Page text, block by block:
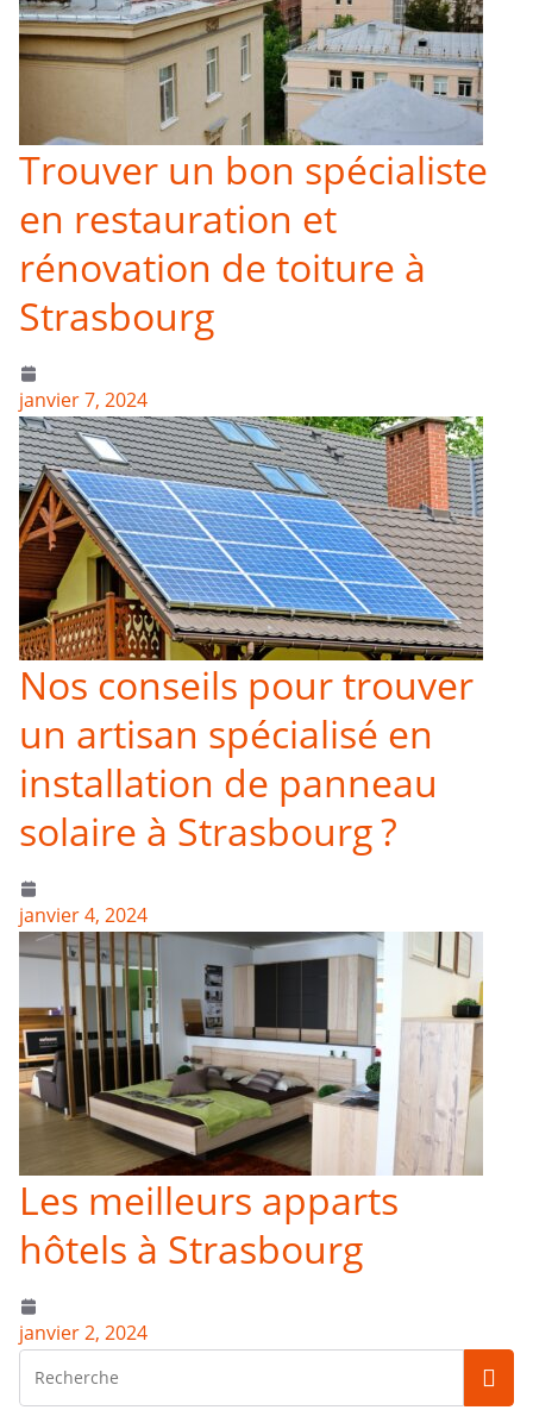
Trouver un bon spécialiste
en restauration et
rénovation de toiture à
Strasbourg
janvier 7, 2024
Nos conseils pour trouver
un artisan spécialisé en
installation de panneau
solaire à Strasbourg ?
janvier 4, 2024
Les meilleurs apparts
hôtels à Strasbourg
janvier 2, 2024